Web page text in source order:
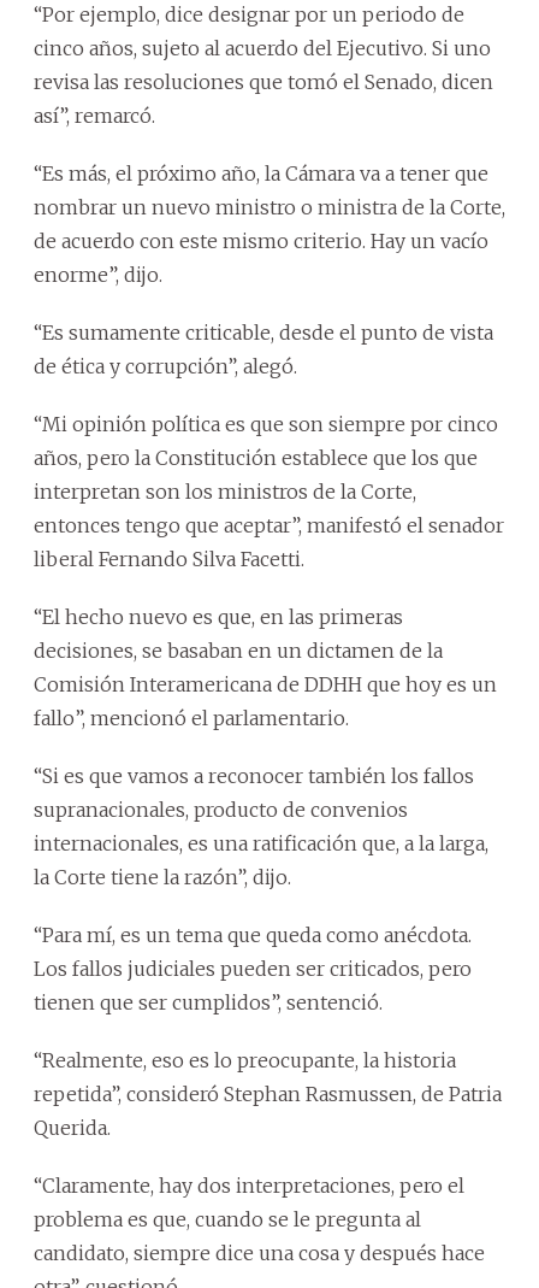
“Por ejemplo, dice designar por un periodo de
cinco años, sujeto al acuerdo del Ejecutivo. Si uno
revisa las resoluciones que tomó el Senado, dicen
así”, remarcó.
“Es más, el próximo año, la Cámara va a tener que
nombrar un nuevo ministro o ministra de la Corte,
de acuerdo con este mismo criterio. Hay un vacío
enorme”, dijo.
“Es sumamente criticable, desde el punto de vista
de ética y corrupción”, alegó.
“Mi opinión política es que son siempre por cinco
años, pero la Constitución establece que los que
interpretan son los ministros de la Corte,
entonces tengo que aceptar”, manifestó el senador
liberal Fernando Silva Facetti.
“El hecho nuevo es que, en las primeras
decisiones, se basaban en un dictamen de la
Comisión Interamericana de DDHH que hoy es un
fallo”, mencionó el parlamentario.
“Si es que vamos a reconocer también los fallos
supranacionales, producto de convenios
internacionales, es una ratificación que, a la larga,
la Corte tiene la razón”, dijo.
“Para mí, es un tema que queda como anécdota.
Los fallos judiciales pueden ser criticados, pero
tienen que ser cumplidos”, sentenció.
“Realmente, eso es lo preocupante, la historia
repetida”, consideró Stephan Rasmussen, de Patria
Querida.
“Claramente, hay dos interpretaciones, pero el
problema es que, cuando se le pregunta al
candidato, siempre dice una cosa y después hace